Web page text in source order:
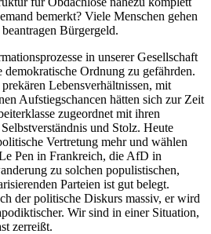
bemerkt? Viele Menschen gehen
Bürgergeld.
in unserer Gesellschaft
demokratische Ordnung zu gefährden.
Lebensverhältnissen, mit
Aufstiegschancen hätten sich zur Zeit
zugeordnet mit ihren
und Stolz. Heute
Vertretung mehr und wählen
Pen in Frankreich, die AfD in
zu solchen populistischen,
Parteien ist gut belegt.
der politische Diskurs massiv, er wird
Wir sind in einer Situation,
zerreißt.